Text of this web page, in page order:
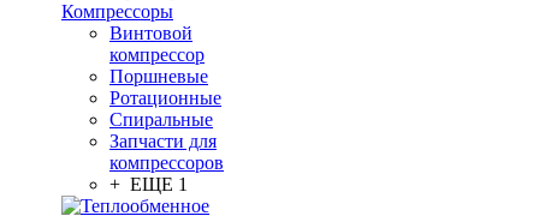
Компрессоры
Винтовой
компрессор
Поршневые
Ротационные
Спиральные
Запчасти для
компрессоров
+ ЕЩЕ 1